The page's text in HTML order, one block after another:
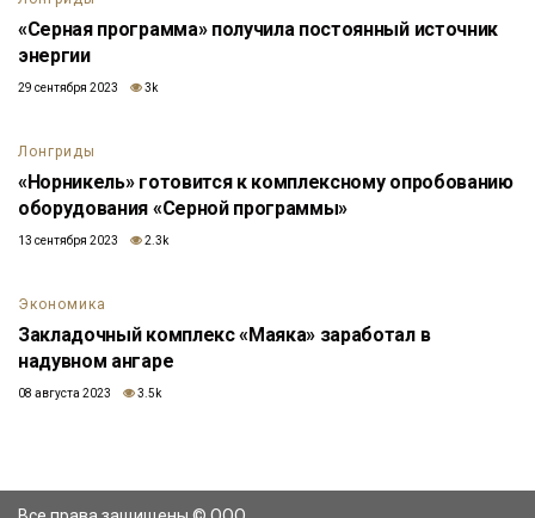
«Серная программа» получила постоянный источник
энергии
29 сентября 2023 3k
Лонгриды
«Норникель» готовится к комплексному опробованию
оборудования «Серной программы»
13 сентября 2023 2.3k
Экономика
Закладочный комплекс «Маяка» заработал в
надувном ангаре
08 августа 2023 3.5k